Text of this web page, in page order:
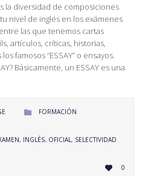
la diversidad de composiciones
nivel de inglés en los exámenes
las que tenemos cartas
artículos, críticas, historias,
famosos “ESSAY” o ensayos.
Básicamente, un ESSAY es una
 CATEGORY
FORMACIÓN
, INGLÉS, OFICIAL, SELECTIVIDAD
 LOVE
IT0